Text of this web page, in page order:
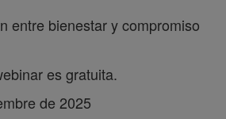
entre bienestar y compromiso
es gratuita.
de 2025